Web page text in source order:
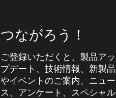
つながろう！
ご登録いただくと、製品アッ
プデート、技術情報、新製品
やイベントのご案内、ニュー
ス、アンケート、スペシャル